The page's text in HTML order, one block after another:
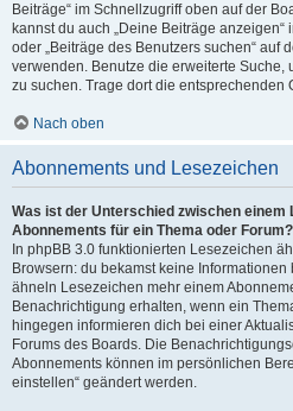
Beiträge“ im Schnellzugriff oben auf der
kannst du auch „Deine Beiträge
oder „Beiträge des Benutzers suchen“ auf
verwenden. Benutze die erweiterte Suche,
zu suchen. Trage dort die entsprechenden
Nach oben
Abonnements und Lesezeichen
Was ist der Unterschied zwischen einem
Abonnements für ein Thema oder Forum?
In phpBB 3.0 funktionierten Lesezeichen
Browsern: du bekamst keine
ähneln Lesezeichen mehr einem
Benachrichtigung erhalten, wenn ein
hingegen informieren dich bei einer
Forums des Boards. Die
Abonnements können im persönlichen
einstellen“ geändert werden.